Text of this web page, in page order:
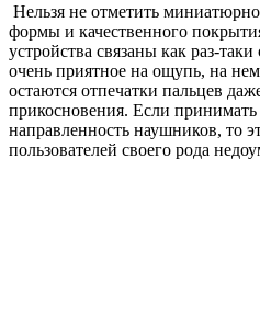
Нельзя не отметить
формы и качественного
устройства связаны как раз-
очень приятное на ощупь, на
остаются отпечатки пальцев
прикосновения. Если
направленность наушников, то
пользователей своего рода